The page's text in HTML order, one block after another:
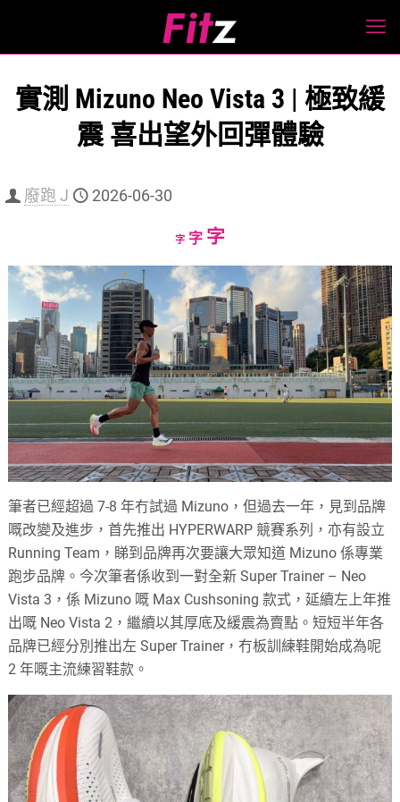
實測 Mizuno Neo Vista 3 | 極致緩
震 喜出望外回彈體驗
廢跑 J 2026-06-30
字Decrease
size.
字Reset
size.
字Increase
size.
筆者已經超過 7-8 年冇試過 Mizuno，但過去一年，見到品牌
嘅改變及進步，首先推出 HYPERWARP 競賽系列，亦有設立
Running Team，睇到品牌再次要讓大眾知道 Mizuno 係專業
跑步品牌。今次筆者係收到一對全新 Super Trainer – Neo
Vista 3，係 Mizuno 嘅 Max Cushsoning 款式，延續左上年推
出嘅 Neo Vista 2，繼續以其厚底及緩震為賣點。短短半年各
品牌已經分別推出左 Super Trainer，冇板訓練鞋開始成為呢
2 年嘅主流練習鞋款。